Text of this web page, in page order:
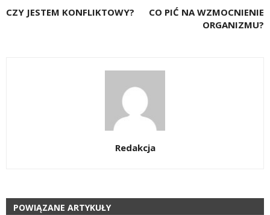
CZY JESTEM KONFLIKTOWY?
CO PIĆ NA WZMOCNIENIE
ORGANIZMU?
Redakcja
POWIĄZANE ARTYKUŁY